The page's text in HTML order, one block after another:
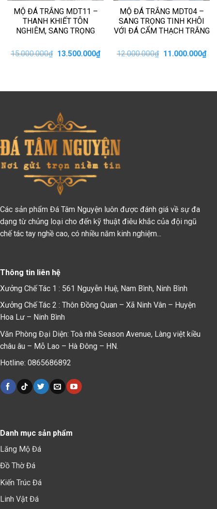
MỘ ĐÁ TRẮNG MDT11 –
THANH KHIẾT TÔN
NGHIÊM, SANG TRỌNG
15.000.000₫ Giá
13.500.000₫Giá
MỘ ĐÁ TRẮNG MDT04 –
SANG TRỌNG TINH KHÔI
VỚI ĐÁ CẨM THẠCH TRẮNG
12.000.000₫ Giá
11.000.000₫Giá
Các sản phẩm Đá Tâm Nguyện luôn được đánh giá về sự đa
dạng từ chủng loại cho đến kỹ thuật điêu khắc của đội ngũ
chế tác tay nghề cao, có nhiều năm kinh nghiệm...
Thông tin liên hệ
Xưởng Chế Tác 1 : 561 Nguyễn Huệ, Nam Bình, Ninh Bình
Xưởng Chế Tác 2 : Thôn Đồng Quan – Xã Ninh Vân – Huyện
Hoa Lư – Ninh Bình
Văn Phòng Đại Diện: Toà nhà Season Avenue, Làng việt kiều
châu âu – Mỗ Lao – Hà Đông – HN.
Hotline: 0865686892
Danh mục sản phẩm
Lăng Mộ Đá
Đồ Thờ Đá
Kiến Trúc Đá
Linh Vật Đá